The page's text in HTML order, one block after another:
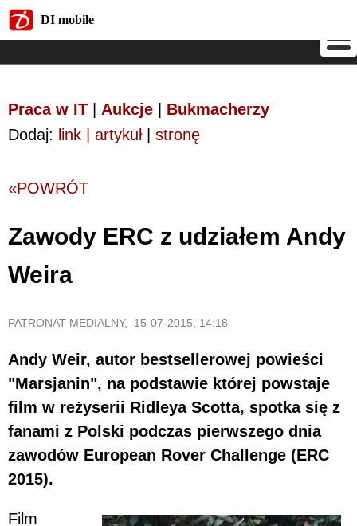
DI mobile
Praca w IT Aukcje
Bukmacherzy
Dodaj: link | artykuł| stronę
«POWRÓT
Zawody ERC z udziałem Andy
Weira
PATRONAT MEDIALNY, 15-07-2015, 14:18
Andy Weir, autor bestsellerowej powieści
"Marsjanin", na podstawie której powstaje
film w reżyserii Ridleya Scotta, spotka się z
fanami z Polski podczas pierwszego dnia
zawodów European Rover Challenge (ERC
2015).
Film
DI mobile